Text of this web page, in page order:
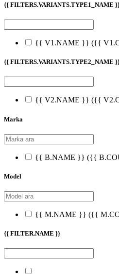
{{ FILTERS.VARIANTS.TYPE1_NAME
{{ V1.NAME }} ({{
{{ FILTERS.VARIANTS.TYPE2_NAME
{{ V2.NAME }} ({{
Marka
{{ B.NAME }} ({{
Model
{{ M.NAME }} ({{
{{ FILTER.NAME }}